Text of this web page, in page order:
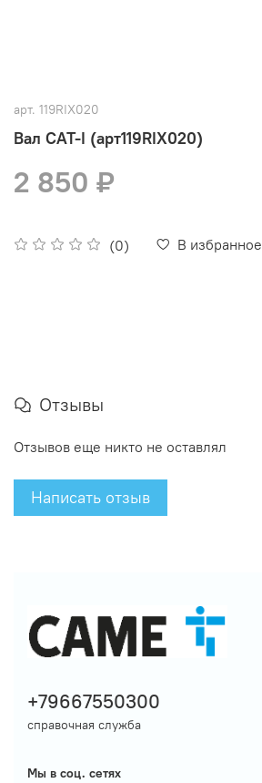
арт. 119RIX020
Вал CAT-I (арт119RIX020)
(0) В избранное
2 850 ₽
Отзывы
Отзывов еще никто не оставлял
Написать отзыв
+79667550300
справочная служба
Мы в соц. сетях